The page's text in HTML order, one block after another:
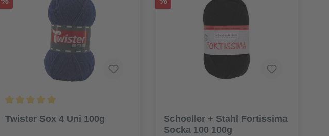
Twister Sox 4 Uni 100g
Schoeller + Stahl Fortissima
Socka 100 100g